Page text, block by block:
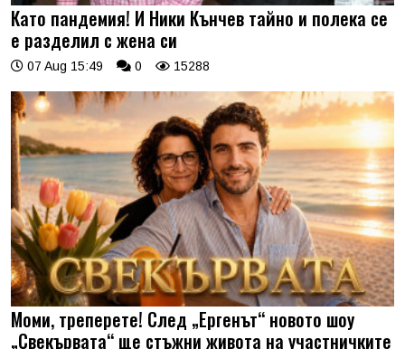
Като пандемия! И Ники Кънчев тайно и полека се
е разделил с жена си
07 Aug 15:49 0 15288
Моми, треперете! След „Ергенът“ новото шоу
„Свекървата“ ще стъжни живота на участничките